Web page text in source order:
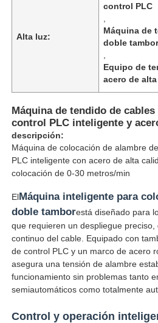
Inicio
Productos
Sobre nosotros
Alta luz:
control PLC
Máquina de
doble
Equipo de
acero de
Máquina de tendido de
control PLC inteligente y
descripción:
Máquina de colocación de alambre
PLC inteligente con acero de alta
colocación de 0-30 metros/min
ElMáquina inteligente para
doble tamborestá diseñado para
que requieren un despliegue preciso,
continuo del cable. Equipado con
de control PLC y un marco de acero
asegura una tensión de alambre
funcionamiento sin problemas tanto
semiautomáticos como totalmente
Control y operación